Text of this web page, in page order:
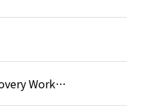
SAP Cloud ERPコラム 第5回：プロジェクトが止まる企業・進む企業の違い 成功の鍵「Discovery Workshop」とは？